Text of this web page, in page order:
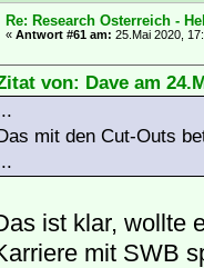
Re: Research Österreich -
«Antwort #61 am: 25.Mai 2020,
von: Dave am
mit den Cut-Outs
ist klar, wollte
mit SWB